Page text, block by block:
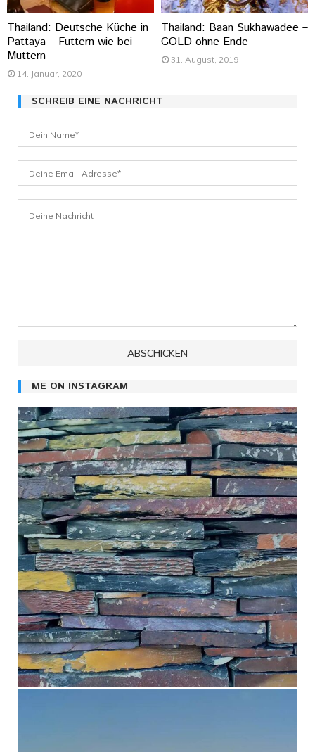
Thailand: Deutsche Küche in
Pattaya – Futtern wie bei
Muttern
14. Januar, 2020
Thailand: Baan Sukhawadee –
GOLD ohne Ende
31. August, 2019
SCHREIB EINE NACHRICHT
ME ON INSTAGRAM